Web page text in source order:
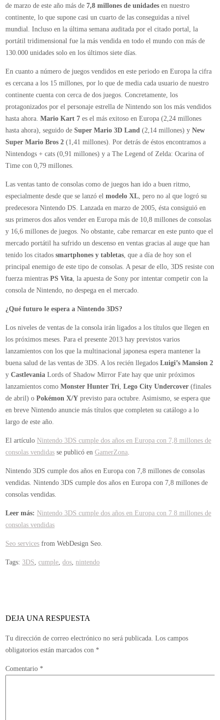
vendidas
de marzo de este año más de7,8 millones de unidades en nuestro
continente, lo que supone casi un cuarto de las conseguidas a nivel
mundial. Incluso en la última semana auditada por el citado portal, la
portátil tridimensional fue la más vendida en todo el mundo con más de
130.000 unidades solo en los últimos siete días.
En cuanto a número de juegos vendidos en este periodo en Europa la cifra
es cercana a los 15 millones, por lo que de media cada usuario de nuestro
continente cuenta con cerca de dos juegos. Concretamente, los
protagonizados por el personaje estrella de Nintendo son los más vendidos
hasta ahora.Mario Kart 7 es el más exitoso en Europa (2,24 millones
hasta ahora), seguido deSuper Mario 3D Land (2,14 millones) yNew
Super Mario Bros 2 (1,41 millones). Por detrás de éstos encontramos a
Nintendogs + cats (0,91 millones) y a The Legend of Zelda: Ocarina of
Time con 0,79 millones.
Las ventas tanto de consolas como de juegos han ido a buen ritmo,
especialmente desde que se lanzó elmodelo XL, pero no al que logró su
predecesora Nintendo DS. Lanzada en marzo de 2005, ésta consiguió en
sus primeros dos años vender en Europa más de 10,8 millones de consolas
y 16,6 millones de juegos. No obstante, cabe remarcar en este punto que el
mercado portátil ha sufrido un descenso en ventas gracias al auge que han
tenido los citadossmartphones y tabletas, que a día de hoy son el
principal enemigo de este tipo de consolas. A pesar de ello, 3DS resiste con
fuerza mientrasPS Vita, la apuesta de Sony por intentar competir con la
consola de Nintendo, no despega en el mercado.
¿Qué futuro le espera a Nintendo 3DS?
Los niveles de ventas de la consola irán ligados a los títulos que llegen en
los próximos meses. Para el presente 2013 hay previstos varios
lanzamientos con los que la multinacional japonesa espera mantener la
buena salud de las ventas de 3DS. A los recién llegadosLuigi’s Mansion 2
yCastlevaniaLords of Shadow Mirror Fate hay que unir próximos
lanzamientos comoMonster Hunter Tri,Lego City Undercover (finales
de abril) oPokémon X/Y previsto para octubre. Asimismo, se espera que
en breve Nintendo anuncie más títulos que completen su catálogo a lo
largo de este año.
El artículo Nintendo 3DS cumple dos años en Europa con 7,8 millones de
consolas vendidas se publicó enGamerZona.
Nintendo 3DS cumple dos años en Europa con 7,8 millones de consolas
vendidas.Nintendo 3DS cumple dos años en Europa con 7,8 millones de
consolas vendidas.
Leer más: Nintendo 3DS cumple dos años en Europa con 7 8 millones de
consolas vendidas
Seo services from WebDesign Seo.
Tags:3DS,cumple,dos,nintendo
DEJA UNA RESPUESTA
Tu dirección de correo electrónico no será publicada. Los campos
obligatorios están marcados con *
Comentario *